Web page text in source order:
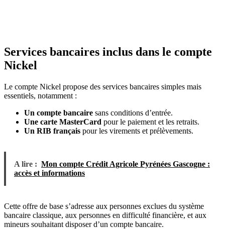
Services bancaires inclus dans le compte
Nickel
Le compte Nickel propose des services bancaires simples mais
essentiels, notamment :
Un compte bancaire sans conditions d’entrée.
Une carte MasterCard pour le paiement et les retraits.
Un RIB français pour les virements et prélèvements.
A lire : Mon compte Crédit Agricole Pyrénées Gascogne :
accès et informations
Cette offre de base s’adresse aux personnes exclues du système
bancaire classique, aux personnes en difficulté financière, et aux
mineurs souhaitant disposer d’un compte bancaire.